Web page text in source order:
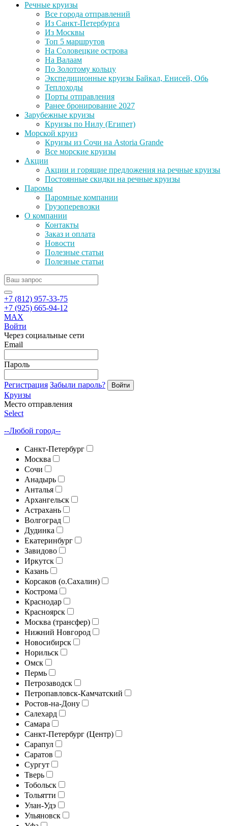
Речные круизы
Все города отправлений
Из Санкт-Петербурга
Из Москвы
Топ 5 маршрутов
На Соловецкие острова
На Валаам
По Золотому кольцу
Экспедиционные круизы Байкал, Енисей, Обь
Теплоходы
Порты отправления
Ранее бронирование 2027
Зарубежные круизы
Круизы по Нилу (Египет)
Морской круиз
Круизы из Сочи на Astoria Grande
Все морские круизы
Акции
Акции и горящие предложения на речные круизы
Постоянные скидки на речные круизы
Паромы
Паромные компании
Грузоперевозки
О компании
Контакты
Заказ и оплата
Новости
Полезные статьи
Полезные статьи
+7 (812) 957-33-75
+7 (925) 665-94-12
MAX
Войти
Через социальные сети
Email
Пароль
Регистрация Забыли пароль? Войти
Круизы
Место отправления
Select
--Любой город--
Санкт-Петербург
Москва
Сочи
Анадырь
Анталья
Архангельск
Астрахань
Волгоград
Дудинка
Екатеринбург
Завидово
Иркутск
Казань
Корсаков (о.Сахалин)
Кострома
Краснодар
Красноярск
Москва (трансфер)
Нижний Новгород
Новосибирск
Норильск
Омск
Пермь
Петрозаводск
Петропавловск-Камчатский
Ростов-на-Дону
Салехард
Самара
Санкт-Петербург (Центр)
Сарапул
Саратов
Сургут
Тверь
Тобольск
Тольятти
Улан-Удэ
Ульяновск